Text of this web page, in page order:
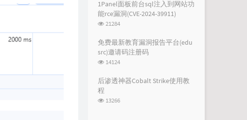
s
1Panel面板前台sql注入到网站功
能rce漏洞(CVE-2024-39911)
浏
次
数:
21284
免费最新教育漏洞报告平台(edu
src)邀请码注册码
浏
次
数:
14124
后渗透神器Cobalt Strike使用教
程
浏
13266